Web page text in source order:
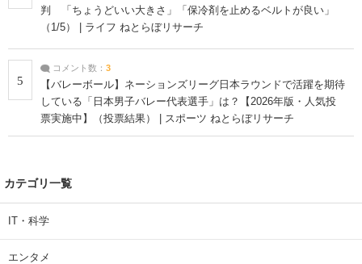
判 「ちょうどいい大きさ」「保冷剤を止めるベルトが良い」
（1/5） | ライフ ねとらぼリサーチ
5
コメント数： 3
【バレーボール】ネーションズリーグ日本ラウンドで活躍を期待
している「日本男子バレー代表選手」は？【2026年版・人気投
票実施中】（投票結果） | スポーツ ねとらぼリサーチ
カテゴリ一覧
IT・科学
エンタメ